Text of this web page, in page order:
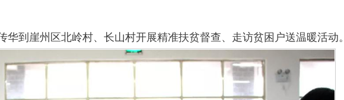
华到崖州区北岭村、长山村开展精准扶贫督查、走访贫困户送温暖活动。